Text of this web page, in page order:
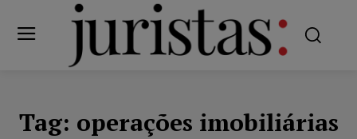
Tag: operações imobiliárias